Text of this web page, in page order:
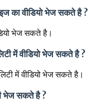
का वीडियो भेज सकते है ?
भेज सकते है।
में वीडियो भेज सकते है ?
में वीडियो भेज सकते है।
भेज सकते है ?